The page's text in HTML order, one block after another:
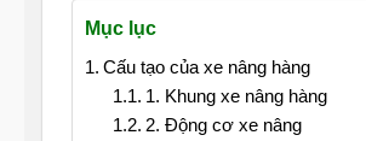
Mục lục
Cấu tạo của xe nâng hàng
1. Khung xe nâng hàng
2. Động cơ xe nâng